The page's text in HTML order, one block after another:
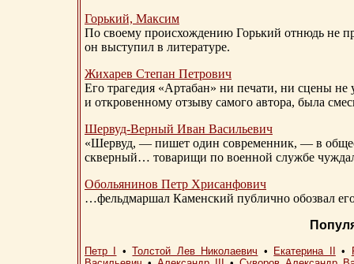
Горький, Максим
По своему происхождению Горький отнюдь не
он выступил в литературе.
Жихарев Степан Петрович
Его трагедия «Артабан» ни печати, ни сцены
и откровенному отзыву самого автора, была
Шервуд-Верный Иван Васильевич
«Шервуд, — пишет один современник, — в
скверный… товарищи по военной службе
Обольянинов Петр Хрисанфович
…фельдмаршал Каменский публично обозвал
Петр I •Толстой Лев Николаевич • Екатерина II •